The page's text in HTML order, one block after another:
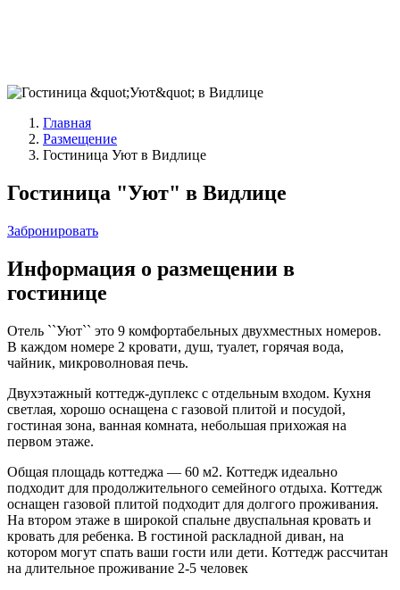
Главная
Размещение
Гостиница Уют в Видлице
Гостиница "Уют" в Видлице
Забронировать
Информация о размещении в
гостинице
Отель ``Уют`` это 9 комфортабельных двухместных номеров.
В каждом номере 2 кровати, душ, туалет, горячая вода,
чайник, микроволновая печь.
Двухэтажный коттедж-дуплекс с отдельным входом. Кухня
светлая, хорошо оснащена с газовой плитой и посудой,
гостиная зона, ванная комната, небольшая прихожая на
первом этаже.
Общая площадь коттеджа — 60 м2. Коттедж идеально
подходит для продолжительного семейного отдыха. Коттедж
оснащен газовой плитой подходит для долгого проживания.
На втором этаже в широкой спальне двуспальная кровать и
кровать для ребенка. В гостиной раскладной диван, на
котором могут спать ваши гости или дети. Коттедж рассчитан
на длительное проживание 2-5 человек